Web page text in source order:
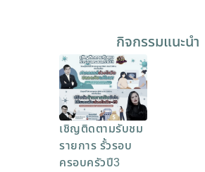
กิจกรรมแนะนำ
เชิญติดตามรับชม
รายการ รั้วรอบ
ครอบครัวปี3